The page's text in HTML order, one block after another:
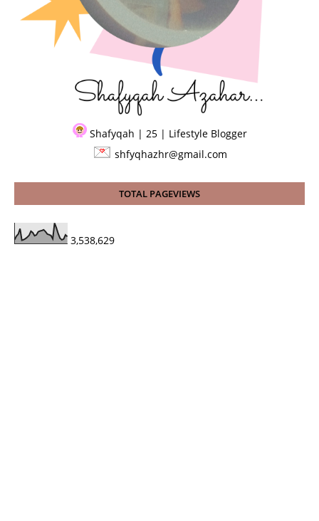
Shafyqah | 25 | Lifestyle Blogger
shfyqhazhr@gmail.com
TOTAL PAGEVIEWS
3,538,629